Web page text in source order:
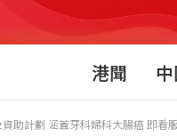
港聞
助計劃 涵蓋牙科婦科大腸癌 即看